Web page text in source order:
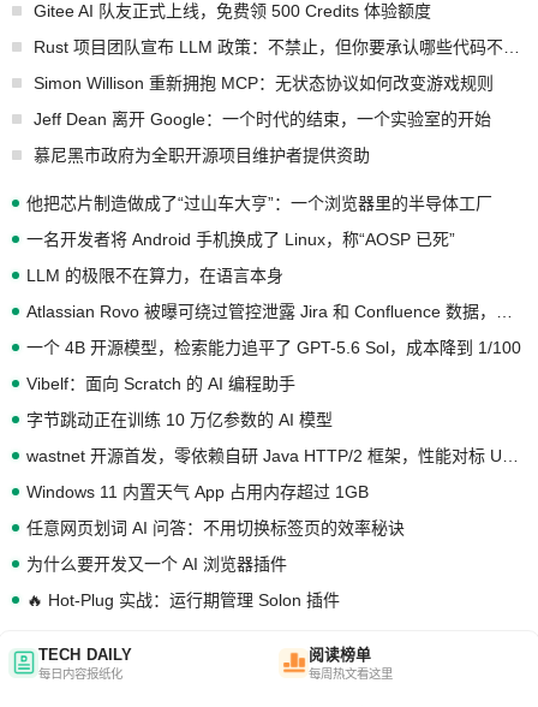
Gitee AI 队友正式上线，免费领 500 Credits 体验额度
Simon Willison 重新拥抱 MCP：无状态协议如何改变游戏规则
Jeff Dean 离开 Google：一个时代的结束，一个实验室的开始
慕尼黑市政府为全职开源项目维护者提供资助
他把芯片制造做成了“过山车大亨”：一个浏览器里的半导体工厂
一名开发者将 Android 手机换成了 Linux，称“AOSP 已死”
LLM 的极限不在算力，在语言本身
一个 4B 开源模型，检索能力追平了 GPT-5.6 Sol，成本降到 1/100
Vibelf：面向 Scratch 的 AI 编程助手
字节跳动正在训练 10 万亿参数的 AI 模型
Windows 11 内置天气 App 占用内存超过 1GB
任意网页划词 AI 问答：不用切换标签页的效率秘诀
为什么要开发又一个 AI 浏览器插件
🔥 Hot-Plug 实战：运行期管理 Solon 插件
TECH DAILY
每日内容报纸化
阅读榜单
每周热文看这里